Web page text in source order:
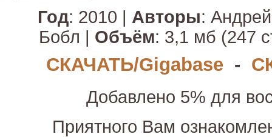
Год: 2010 | Авторы:
Бобл | Объём: 3,1 мб (247
СКАЧАТЬ/Gigabase-
Добавлено 5% для
Приятного Вам